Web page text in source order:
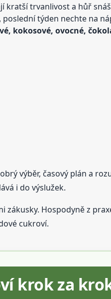
kratší trvanlivost a hůř
týden nechte na
kokosové, ovocné,
výběr, časový plán a
i do výslužek.
Hospodyně z
cukroví.
krok za